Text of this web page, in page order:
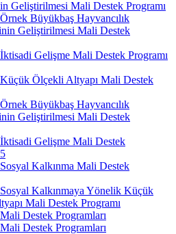
Geliştirilmesi Mali Destek Programı
Büyükbaş Hayvancılık
Geliştirilmesi Mali Destek
İktisadi Gelişme Mali Destek Programı
Küçük Ölçekli Altyapı Mali Destek
Büyükbaş Hayvancılık
Geliştirilmesi Mali Destek
İktisadi Gelişme Mali Destek
Sosyal Kalkınma Mali Destek
Sosyal Kalkınmaya Yönelik Küçük
Mali Destek Programı
Destek Programları
Destek Programları